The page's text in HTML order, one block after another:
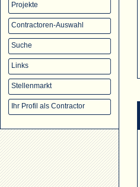
Projekte
Contractoren-Auswahl
Suche
Links
Stellenmarkt
Ihr Profil als Contractor